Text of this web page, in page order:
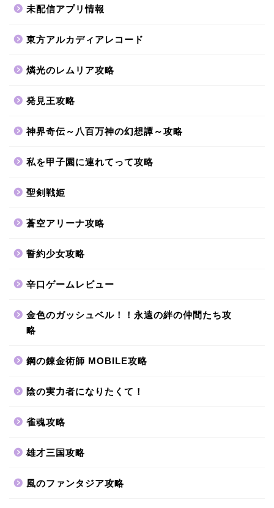
未配信アプリ情報
東方アルカディアレコード
燐光のレムリア攻略
発見王攻略
神界奇伝～八百万神の幻想譚～攻略
私を甲子園に連れてって攻略
聖剣戦姫
蒼空アリーナ攻略
誓約少女攻略
辛口ゲームレビュー
金色のガッシュベル！！永遠の絆の仲間たち攻
略
鋼の錬金術師 MOBILE攻略
陰の実力者になりたくて！
雀魂攻略
雄才三国攻略
風のファンタジア攻略